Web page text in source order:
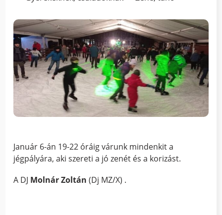
Január 6-án 19-22 óráig várunk mindenkit a
jégpályára, aki szereti a jó zenét és a korizást.
A DJ Molnár Zoltán (Dj MZ/X) .